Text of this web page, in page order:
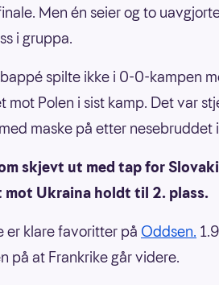
Men én seier og to
i gruppa.
spilte ikke i 0-0-kampen
mot Polen i sist kamp. Det var
maske på etter nesebruddet
skjevt ut med tap for
mot Ukraina holdt til 2. plass.
er klare favoritter på Oddsen.
på at Frankrike går videre.